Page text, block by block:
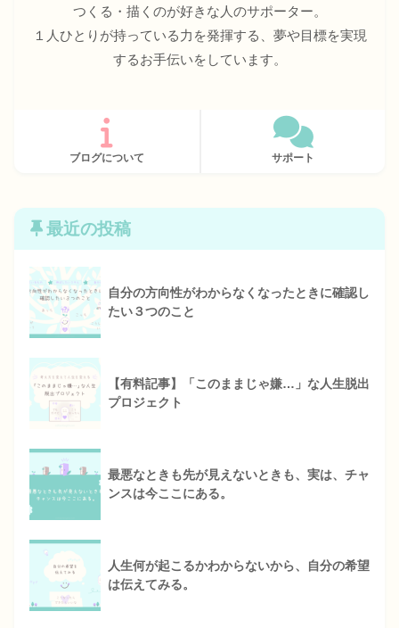
つくる・描くのが好きな人のサポーター。
１人ひとりが持っている力を発揮する、夢や目標を実現
するお手伝いをしています。
ブログについて サポート
最近の投稿
自分の方向性がわからなくなったときに確認し
たい３つのこと
【有料記事】「このままじゃ嫌…」な人生脱出
プロジェクト
最悪なときも先が見えないときも、実は、チャ
ンスは今ここにある。
人生何が起こるかわからないから、自分の希望
は伝えてみる。